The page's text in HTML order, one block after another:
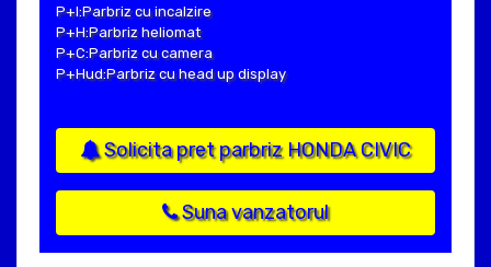
P+I:Parbriz cu incalzire
P+H:Parbriz heliomat
P+C:Parbriz cu camera
P+Hud:Parbriz cu head up display
Solicita pret parbriz HONDA CIVIC
Suna vanzatorul